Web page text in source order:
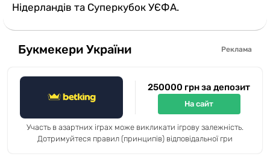
Нідерландів та Суперкубок УЄФА.
Букмекери України Реклама
250000 грн за депозит
На сайт
Участь в азартних іграх може викликати ігрову залежність.
Дотримуйтеся правил (принципів) відповідальної гри